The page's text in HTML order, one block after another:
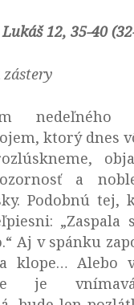
12, 35-40
ktorý dnes
a
Podobnú tej,
„Zaspala
Aj v spánku
klope… Alebo
je